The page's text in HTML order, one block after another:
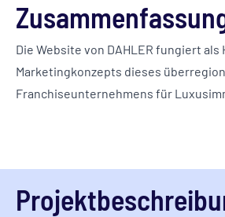
Die Website von DAHLER fungiert als
Marketingkonzepts dieses
Franchiseunternehmens für